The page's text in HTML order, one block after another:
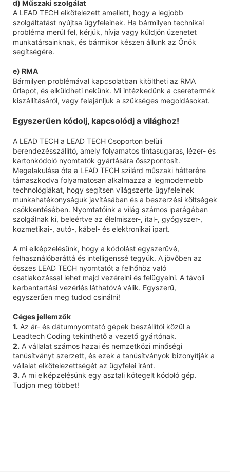
d) Műszaki szolgálat
A LEAD TECH elkötelezett amellett, hogy a legjobb
szolgáltatást nyújtsa ügyfeleinek. Ha bármilyen technikai
probléma merül fel, kérjük, hívja vagy küldjön üzenetet
munkatársainknak, és bármikor készen állunk az Önök
segítségére.
e) RMA
Bármilyen problémával kapcsolatban kitöltheti az RMA
űrlapot, és elküldheti nekünk. Mi intézkedünk a cseretermék
kiszállításáról, vagy felajánljuk a szükséges megoldásokat.
Egyszerűen kódolj, kapcsolódj a világhoz!
A LEAD TECH a LEAD TECH Csoporton belüli
berendezésszállító, amely folyamatos tintasugaras, lézer- és
kartonkódoló nyomtatók gyártására összpontosít.
Megalakulása óta a LEAD TECH szilárd műszaki hátterére
támaszkodva folyamatosan alkalmazza a legmodernebb
technológiákat, hogy segítsen világszerte ügyfeleinek
munkahatékonyságuk javításában és a beszerzési költségek
csökkentésében. Nyomtatóink a világ számos iparágában
szolgálnak ki, beleértve az élelmiszer-, ital-, gyógyszer-,
kozmetikai-, autó-, kábel- és elektronikai ipart.
A mi elképzelésünk, hogy a kódolást egyszerűvé,
felhasználóbaráttá és intelligenssé tegyük. A jövőben az
összes LEAD TECH nyomtatót a felhőhöz való
csatlakozással lehet majd vezérelni és felügyelni. A távoli
karbantartási vezérlés láthatóvá válik. Egyszerű,
egyszerűen meg tudod csinálni!
Céges jellemzők
1. Az ár- és dátumnyomtató gépek beszállítói közül a
Leadtech Coding tekinthető a vezető gyártónak.
2. A vállalat számos hazai és nemzetközi minőségi
tanúsítványt szerzett, és ezek a tanúsítványok bizonyítják a
vállalat elkötelezettségét az ügyfelei iránt.
3. A mi elképzelésünk egy asztali kötegelt kódoló gép.
Tudjon meg többet!